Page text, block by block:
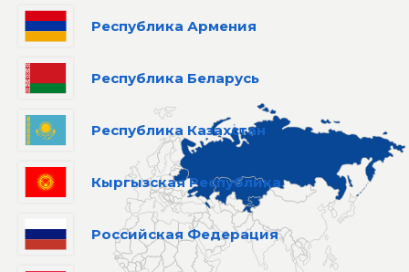
Республика Армения
Республика Беларусь
Республика Казахстан
Кыргызская Республика
Российская Федерация